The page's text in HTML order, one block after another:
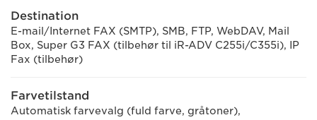
Destination
E-mail/Internet FAX (SMTP), SMB, FTP, WebDAV, Mail
Box, Super G3 FAX (tilbehør til iR-ADV C255i/C355i), IP
Fax (tilbehør)
Farvetilstand
Automatisk farvevalg (fuld farve, gråtoner),